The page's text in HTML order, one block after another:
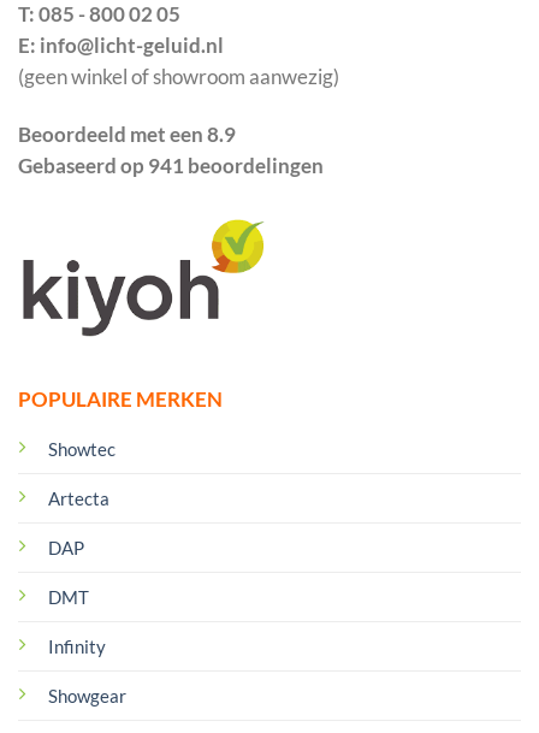
POPULAIRE MERKEN
Showtec
Artecta
DAP
DMT
Infinity
Showgear
T: 085 - 800 02 05
E: info@licht-geluid.nl
(geen winkel of showroom aanwezig)
Beoordeeld met een 8.9
Gebaseerd op 941 beoordelingen